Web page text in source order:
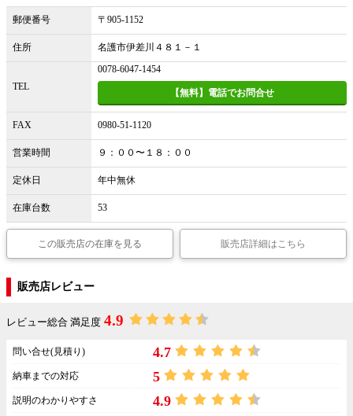
郵便番号 〒905-1152
住所 名護市伊差川４８１－１
TEL
0078-6047-1454
【無料】電話でお問合せ
FAX 0980-51-1120
営業時間 ９：００〜１８：００
定休日 年中無休
在庫台数 53
この販売店の在庫を見る 販売店詳細はこちら
販売店レビュー
レビュー総合 満足度 4.9
問い合せ(見積り) 4.7
納車までの対応 5
説明のわかりやすさ 4.9